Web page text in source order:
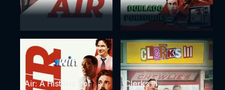
Air: A História Por
Clerks III